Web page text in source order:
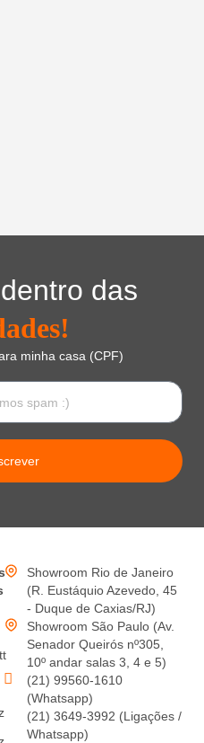
das
minha casa (CPF)
Showroom Rio de Janeiro
(R. Eustáquio Azevedo, 45
- Duque de Caxias/RJ)
Showroom São Paulo (Av.
Senador Queirós nº305,
10º andar salas 3, 4 e 5)
(21) 99560-1610
(Whatsapp)
(21) 3649-3992 (Ligações /
Whatsapp)